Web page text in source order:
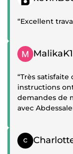
“Excellent
Positive review
MalikaK1
“Très
instructions
demandes de
avec
contacterais
Positive review